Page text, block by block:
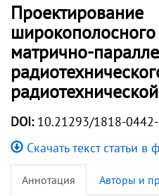
Проектирование
матрично-
DOI:10.21293/1818-
Скачать текст статьи в
Аннотация Авторы и